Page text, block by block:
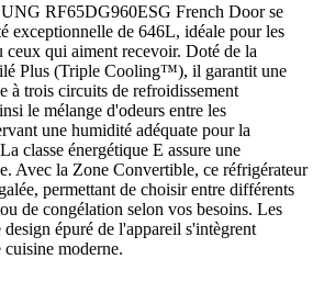
RF65DG960ESG French Door se
exceptionnelle de 646L, idéale pour les
ceux qui aiment recevoir. Doté de la
Plus (Triple Cooling™), il garantit une
à trois circuits de refroidissement
le mélange d'odeurs entre les
une humidité adéquate pour la
classe énergétique E assure une
Avec la Zone Convertible, ce réfrigérateur
permettant de choisir entre différents
de congélation selon vos besoins. Les
design épuré de l'appareil s'intègrent
cuisine moderne.